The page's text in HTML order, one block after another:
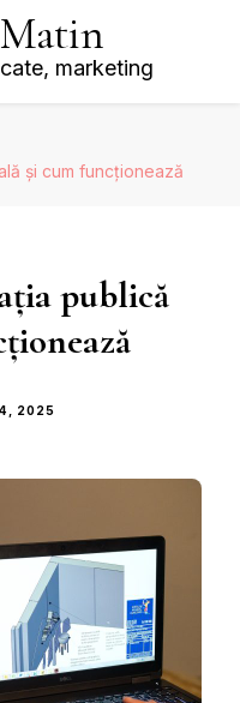
marketing
și cum funcționează
publică
2025